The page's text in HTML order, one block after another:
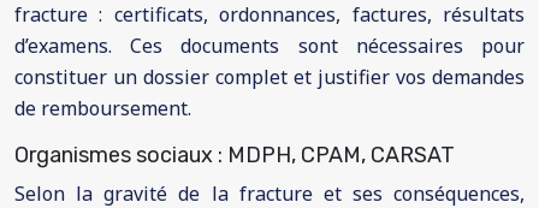
fracture : certificats, ordonnances, factures, résultats
d’examens. Ces documents sont nécessaires pour
constituer un dossier complet et justifier vos demandes
de remboursement.
Organismes sociaux : MDPH, CPAM, CARSAT
Selon la gravité de la fracture et ses conséquences,